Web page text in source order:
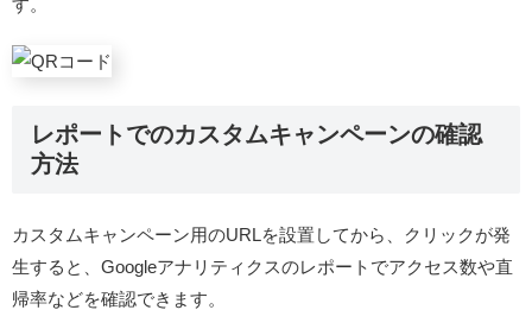
レポートでのカスタムキャンペーンの確認
方法
カスタムキャンペーン用のURLを設置してから、クリックが発
生すると、Googleアナリティクスのレポートでアクセス数や直
帰率などを確認できます。